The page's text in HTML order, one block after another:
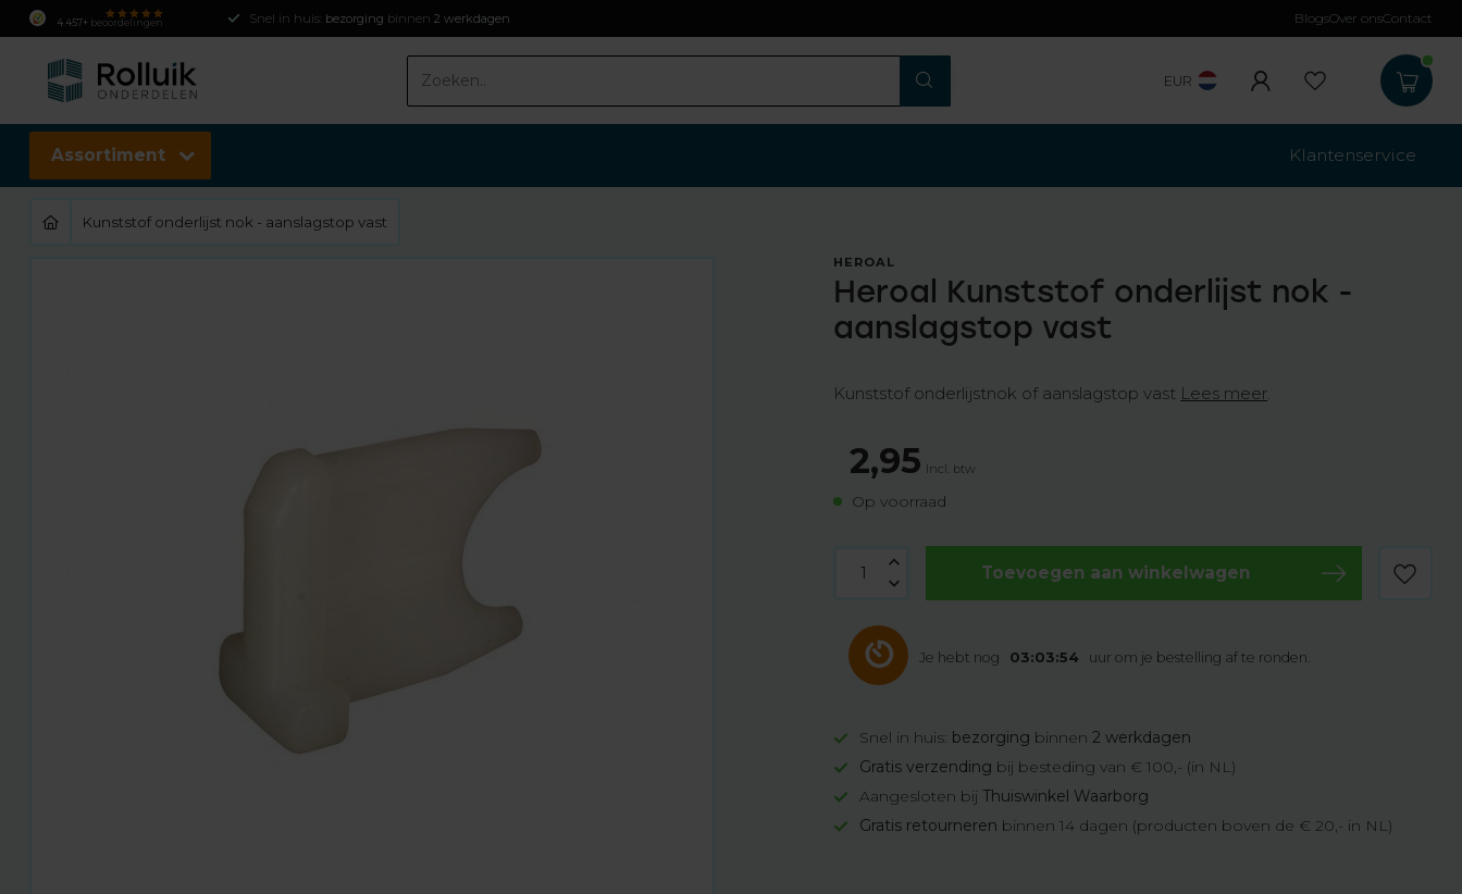
4.457+ beoordelingen Snel in huis: bezorging binnen 2 werkdagen Gratis verzending
BlogsOver onsContact
EUR
Assortiment Klantenservice
Kunststof onderlijst nok - aanslagstop vast
HEROAL
Heroal Kunststof onderlijst nok -
aanslagstop vast
Kunststof onderlijstnok of aanslagstop vast Lees meer.
2,95 Incl. btw
Op voorraad
Toevoegen aan winkelwagen
Je hebt nog 03:03:53 uur om je bestelling af te ronden.
Snel in huis: bezorging binnen2 werkdagen
Gratis verzending bij besteding van € 100,- (in NL)
Aangesloten bijThuiswinkel Waarborg
Gratis retourneren binnen 14 dagen (producten boven de € 20,- in NL)